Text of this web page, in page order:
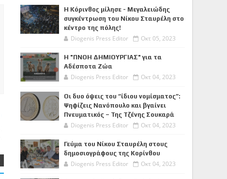
Η Κόρινθος μίλησε - Μεγαλειώδης
συγκέντρωση του Νίκου Σταυρέλη στο
κέντρο της πόλης!
Diogenis Press Editor Οκτ 05, 2023
Η "ΠΝΟΗ ΔΗΜΙΟΥΡΓΙΑΣ" για τα
Αδέσποτα Ζώα
Diogenis Press Editor Οκτ 04, 2023
Οι δυο όψεις του “ίδιου νομίσματος”:
Ψηφίζεις Νανόπουλο και βγαίνει
Πνευματικός – Της Τζένης Σουκαρά
Diogenis Press Editor Οκτ 04, 2023
Γεύμα του Νίκου Σταυρέλη στους
δημοσιογράφους της Κορίνθου
Diogenis Press Editor Οκτ 04, 2023